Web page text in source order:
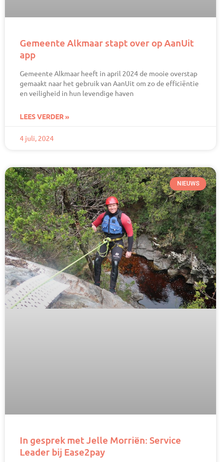
Gemeente Alkmaar stapt over op AanUit
app
Gemeente Alkmaar heeft in april 2024 de mooie overstap
gemaakt naar het gebruik van AanUit om zo de efficiëntie
en veiligheid in hun levendige haven
LEES VERDER »
4 juli, 2024
NIEUWS
In gesprek met Jelle Morriën: Service
Leader bij Ease2pay